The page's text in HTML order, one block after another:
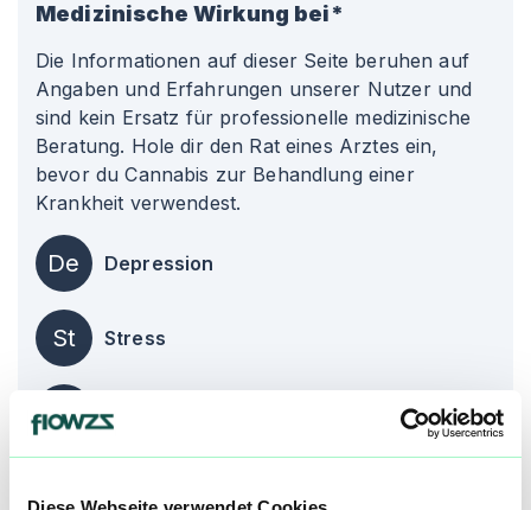
Medizinische Wirkung bei*
Die Informationen auf dieser Seite beruhen auf
Angaben und Erfahrungen unserer Nutzer und
sind kein Ersatz für professionelle medizinische
Beratung. Hole dir den Rat eines Arztes ein,
bevor du Cannabis zur Behandlung einer
Krankheit verwendest.
De Depression
St Stress
Sc Schlafstörungen